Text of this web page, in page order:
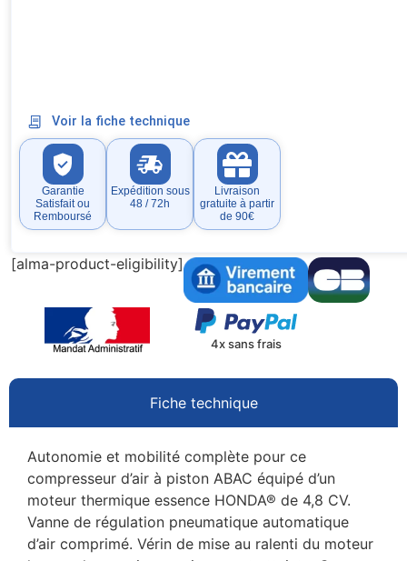
Voir la fiche technique
Garantie
Satisfait ou
Remboursé
Expédition sous
48 / 72h
Livraison
gratuite à partir
de 90€
[alma-product-eligibility]
4x sans frais
Fiche technique
Autonomie et mobilité complète pour ce
compresseur d’air à piston ABAC équipé d’un
moteur thermique essence HONDA® de 4,8 CV.
Vanne de régulation pneumatique automatique
d’air comprimé. Vérin de mise au ralenti du moteur